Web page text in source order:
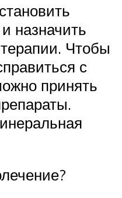
назначить
Чтобы
с
принять